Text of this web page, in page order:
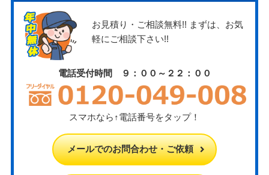
お見積り・ご相談無料!! まずは、お気
軽にご相談下さい!!
電話受付時間 ９：００～２２：００
スマホなら↑電話番号をタップ！
メールでのお問合わせ・ご依頼